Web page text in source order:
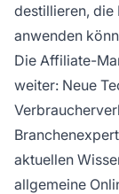
destillieren, die
anwenden
Die Affiliate-
weiter: Neue
aktuellen
allgemeine